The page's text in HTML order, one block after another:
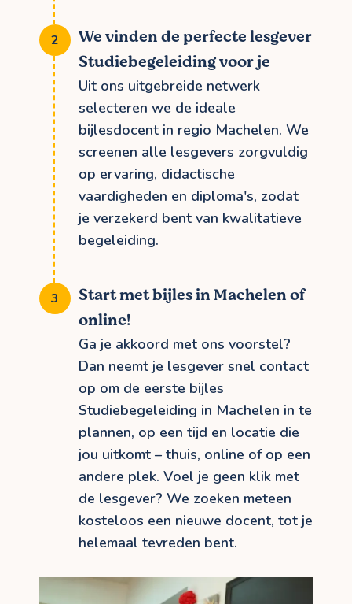
We vinden de perfecte lesgever
Studiebegeleiding voor je
Uit ons uitgebreide netwerk
selecteren we de ideale
bijlesdocent in regio Machelen. We
screenen alle lesgevers zorgvuldig
op ervaring, didactische
vaardigheden en diploma's, zodat
je verzekerd bent van kwalitatieve
begeleiding.
Start met bijles in Machelen of
online!
Ga je akkoord met ons voorstel?
Dan neemt je lesgever snel contact
op om de eerste bijles
Studiebegeleiding in Machelen in te
plannen, op een tijd en locatie die
jou uitkomt – thuis, online of op een
andere plek. Voel je geen klik met
de lesgever? We zoeken meteen
kosteloos een nieuwe docent, tot je
helemaal tevreden bent.